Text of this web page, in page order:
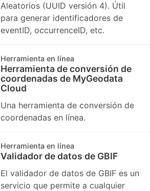
Aleatorios (UUID versión 4). Útil
para generar identificadores de
eventID, occurrenceID, etc.
Herramienta en línea
Herramienta de conversión de
coordenadas de MyGeodata
Cloud
Una herramienta de conversión de
coordenadas en línea.
Herramienta en línea
Validador de datos de GBIF
El validador de datos de GBIF es un
servicio que permite a cualquier